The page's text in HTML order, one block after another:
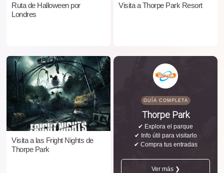
Ruta de Halloween por
Londres
Visita a Thorpe Park Resort
Visita a las Fright Nights de
Thorpe Park
GUÍA COMPLETA
Thorpe Park
✔ Explora el parque
✔ Info útil para visitarlo
✔ Compra tus entradas
Ver más ❯